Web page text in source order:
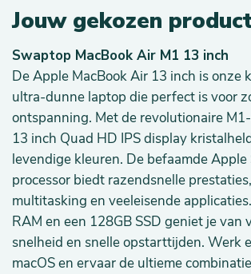
Jouw gekozen
Swaptop MacBook Air M1 13 inch
De Apple MacBook Air 13 inch is onze
ultra-dunne laptop die perfect is voor
ontspanning. Met de revolutionaire
13 inch Quad HD IPS display
levendige kleuren. De befaamde Apple
processor biedt razendsnelle
multitasking en veeleisende
RAM en een 128GB SSD geniet je van
snelheid en snelle opstarttijden. Werk
macOS en ervaar de ultieme